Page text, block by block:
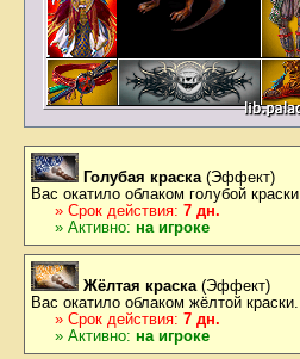
Голубая краска (Эффект)
Вас окатило облаком голубой краски.
» Срок действия: 7 дн.
» Активно: на игроке
Жёлтая краска (Эффект)
Вас окатило облаком жёлтой краски.
» Срок действия: 7 дн.
» Активно: на игроке